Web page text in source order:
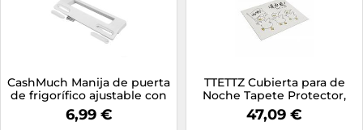
CashMuch Manija de puerta
de frigorífico ajustable con
espacio entre pernos de 90
a 170 mm, plástico
6,99 €
TTETTZ Cubierta para de
Noche Tapete Protector,
Pato De Carga, 65
90cm【Aplicable A
47,09 €